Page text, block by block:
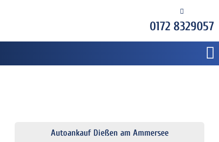
0172 8329057
Autoankauf Dießen am Ammersee